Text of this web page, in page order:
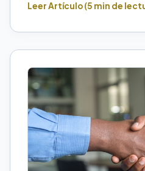
Leer Artículo (5 min de